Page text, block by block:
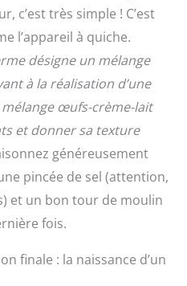
c’est très simple ! C’est
l’appareil à quiche.
désigne un mélange
à la réalisation d’une
œufs-crème-lait
et donner sa texture
généreusement
pincée de sel (attention,
et un bon tour de moulin
fois.
finale : la naissance d’un